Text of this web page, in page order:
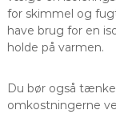
for skimmel og
have brug for en
holde på varmen.
Du bør også
omkostningerne